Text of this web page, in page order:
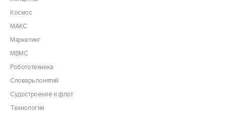
Космос
МАКС
Маркетинг
МВМС
Робототехника
Словарь понятий
Судостроение и флот
Технологии